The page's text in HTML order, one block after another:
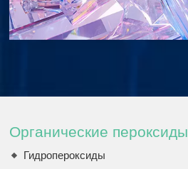
Органические пероксиды
Гидропероксиды